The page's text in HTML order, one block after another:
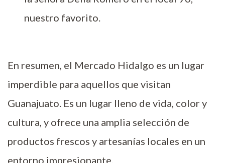
nuestro favorito.
En resumen, el Mercado Hidalgo es un lugar
imperdible para aquellos que visitan
Guanajuato. Es un lugar lleno de vida, color y
cultura, y ofrece una amplia selección de
productos frescos y artesanías locales en un
entorno impresionante.